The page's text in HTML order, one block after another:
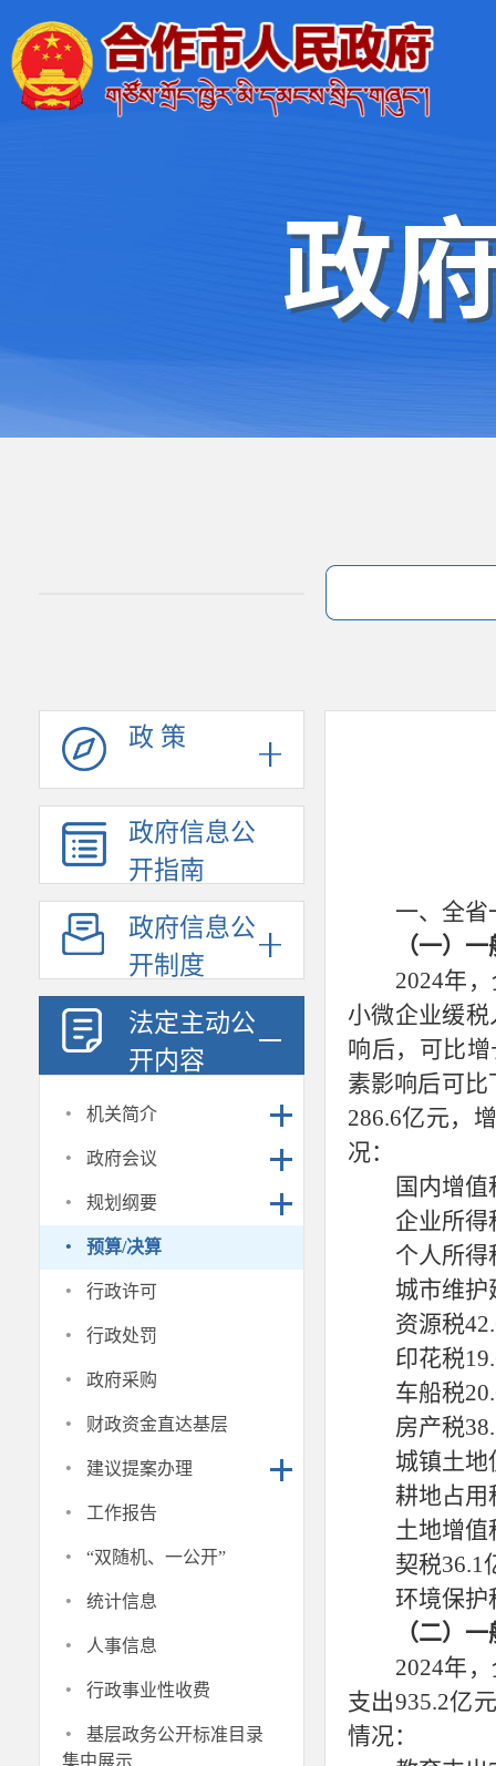
政 策
政府信息公
开指南
政府信息公
开制度
法定主动公
开内容
· 机关简介
· 政府会议
· 规划纲要
· 预算/决算
· 行政许可
· 行政处罚
· 政府采购
· 财政资金直达基层
· 建议提案办理
· 工作报告
· “双随机、一公开”
· 统计信息
· 人事信息
· 行政事业性收费
·
基层政务公开标准目录
集中展示
一、全省
（一）
2024年
小微企业缓
响后，可比
素影响后可比
286.6亿元，
况：
国内增值
企业所得
个人所得
城市维护
资源税
印花税
车船税
房产税
城镇土地
耕地占用
土地增值
契税36.1
环境保护
（二）
2024年
支出935.2亿
情况：